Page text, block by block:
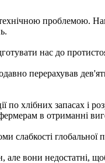
проблемою.
нас до
перерахував
хлібних запасах і
в отриманні
слабкості
вони недостатні,